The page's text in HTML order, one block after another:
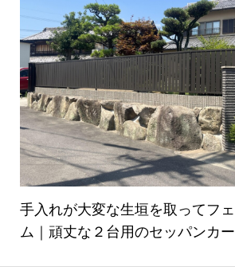
手入れが大変な生垣を取ってフ
ム｜頑丈な２台用のセッパンカ